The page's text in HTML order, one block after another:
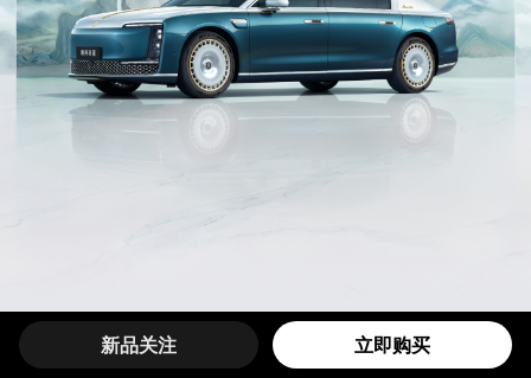
新品关注 立即购买